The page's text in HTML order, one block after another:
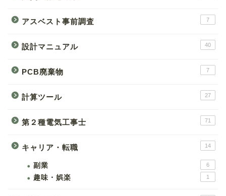
アスベスト事前調査 7
設計マニュアル 40
PCB廃棄物 7
計算ツール 27
第２種電気工事士 71
キャリア・転職 14
副業 6
趣味・娯楽 1